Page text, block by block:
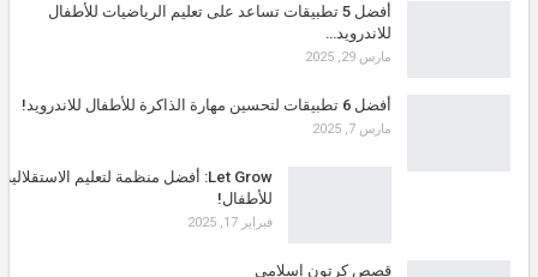
أفضل 5 تطبيقات تساعد على تعليم الرياضيات للأطفال
للاندرويد…
مارس 29, 2025
أفضل 6 تطبيقات لتحسين مهارة الذاكرة للأطفال للاندرويد!
مارس 7, 2025
Let Grow: أفضل منظمة لتعليم الاستقلالية
للأطفال!
فبراير 17, 2025
قصص كرتون إسلامي